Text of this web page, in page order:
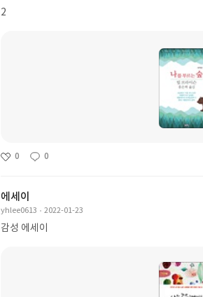
2
0 0
에세이
yhlee0613 2022-01-23
감성 에세이